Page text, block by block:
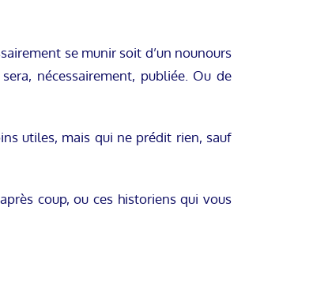
se munir soit d’un nounours
nécessairement, publiée. Ou de
utiles, mais qui ne prédit rien, sauf
coup, ou ces historiens qui vous